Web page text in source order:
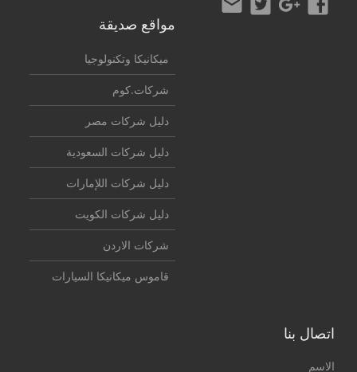
مواقع صديقة
ميكانيكا وتكنولوجيا
شركات.كوم
دليل شركات مصر
دليل شركات السعودية
دليل شركات اللإمارات
دليل شركات الكويت
شركات الاردن
قاموس ميكانيكا السيارات
اتصال بنا
الاسم